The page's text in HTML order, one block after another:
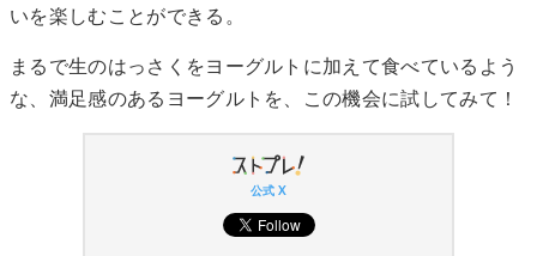
いを楽しむことができる。
まるで生のはっさくをヨーグルトに加えて食べているよう
な、満足感のあるヨーグルトを、この機会に試してみて！
公式 X